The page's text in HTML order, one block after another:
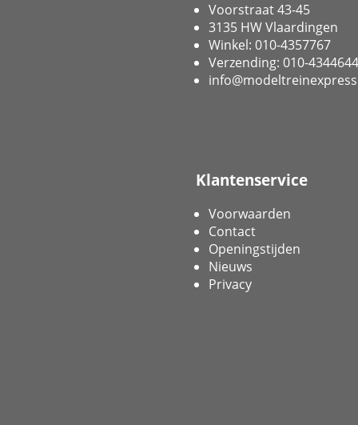
Voorstraat 43-45
3135 HW Vlaardingen
Winkel: 010-4357767
Verzending: 010-4344644
Klantenservice
Voorwaarden
Contact
Openingstijden
Nieuws
Privacy